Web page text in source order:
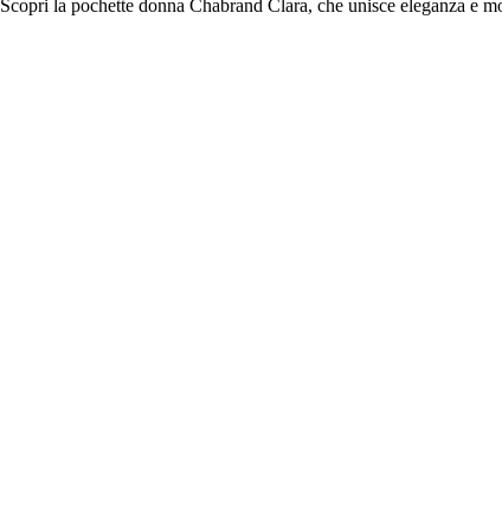
Scopri la pochette donna Chabrand Clara, che unisce eleganza e